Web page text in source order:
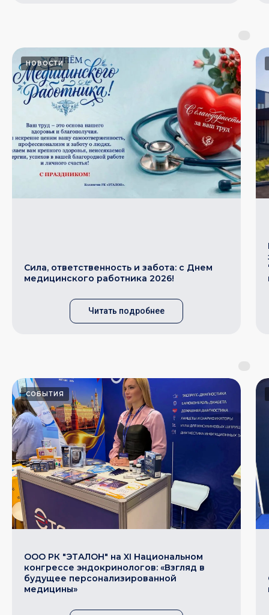
НОВОСТИ
Сила, ответственность и забота: с Днем
медицинского работника 2026!
Читать подробнее
СОБЫТИЯ
ООО РК "ЭТАЛОН" на XI Национальном
конгрессе эндокринологов: «Взгляд в
будущее персонализированной
медицины»